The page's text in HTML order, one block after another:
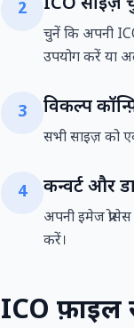
2
चुनें कि अपनी
उपयोग करें या
3 विकल्प
सभी साइज़ को
4 कन्वर्ट और
अपनी इमेज
करें।
ICO फ़ाइल